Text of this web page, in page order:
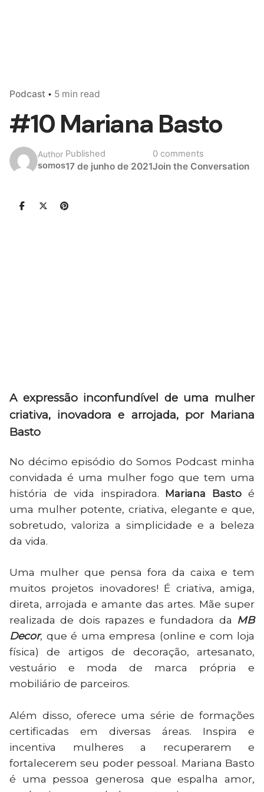
Podcast 5 min read
#10 Mariana Basto
Author
somos
Published
17 de junho de 2021
0 comments
Join the Conversation
A expressão inconfundível de uma mulher
criativa, inovadora e arrojada, por Mariana
Basto
No décimo episódio do Somos Podcast minha
convidada é uma mulher fogo que tem uma
história de vida inspiradora. Mariana Basto é
uma mulher potente, criativa, elegante e que,
sobretudo, valoriza a simplicidade e a beleza
da vida.
Uma mulher que pensa fora da caixa e tem
muitos projetos inovadores! É criativa, amiga,
direta, arrojada e amante das artes. Mãe super
realizada de dois rapazes e fundadora da MB
Decor, que é uma empresa (online e com loja
física) de artigos de decoração, artesanato,
vestuário e moda de marca própria e
mobiliário de parceiros.
Além disso, oferece uma série de formações
certificadas em diversas áreas. Inspira e
incentiva mulheres a recuperarem e
fortalecerem seu poder pessoal. Mariana Basto
é uma pessoa generosa que espalha amor,